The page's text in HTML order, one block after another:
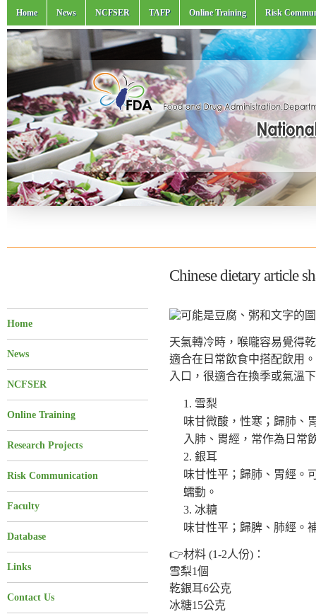
Home News NCFSER TAFP Online Training Risk
Chinese dietary article
Home
News
NCFSER
Online Training
Research Projects
Risk Communication
Faculty
Database
Links
Contact Us
天氣轉冷時，喉嚨容易覺得
適合在日常飲食中搭配飲用
入口，很適合在換季或氣溫
雪梨
味甘微酸，性寒；歸肺、
入肺、胃經，常作為日常
銀耳
味甘性平；歸肺、胃經。
蠕動。
冰糖
味甘性平；歸脾、肺經。
👉材料 (1-2人份)：
雪梨1個
乾銀耳6公克
冰糖15公克